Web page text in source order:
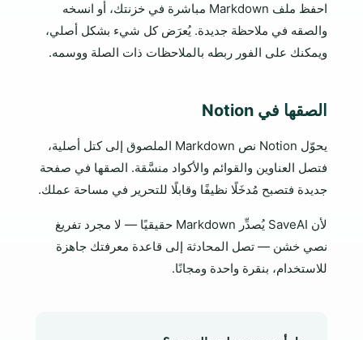
احفظ ملف Markdown مباشرة في خزنتك، أو انسخه
والصقه في ملاحظة جديدة. يُعرَض كل شيء بشكل أصلي،
ويمكنك على الفور ربطه بالملاحظات ذات الصلة ووسمه.
الصقها في Notion
يحوّل Notion نص Markdown الملصوق إلى كتل أصلية،
فتصل العناوين والقوائم والأكواد منسَّقة. الصقها في صفحة
جديدة فتصبح مُدخَلًا نظيفًا وقابلًا للتحرير في مساحة عملك.
لأن SaveAI يُصدِّر Markdown حقيقيًا — لا مجرد تفريغ
نصي خشن — تصل المحادثة إلى قاعدة معرفتك جاهزة
للاستخدام، بنقرة واحدة ومجانًا.